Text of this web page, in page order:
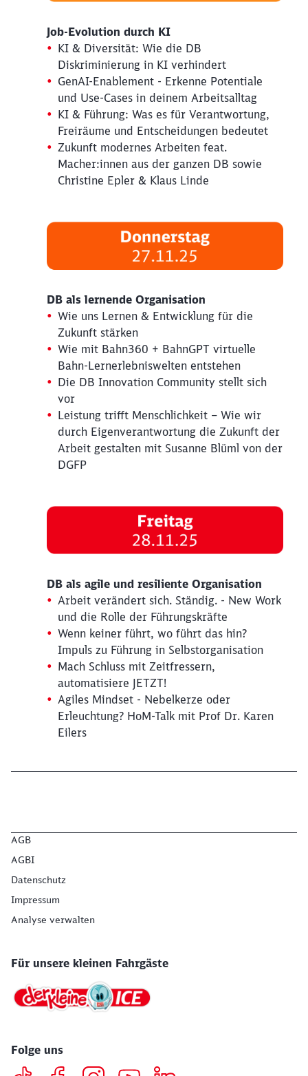
Job-Evolution durch KI
KI & Diversität: Wie die DB
Diskriminierung in KI verhindert
GenAI-Enablement - Erkenne Potentiale
und Use-Cases in deinem Arbeitsalltag
KI & Führung: Was es für Verantwortung,
Freiräume und Entscheidungen bedeutet
Zukunft modernes Arbeiten feat.
Macher:innen aus der ganzen DB sowie
Christine Epler & Klaus Linde
DB als lernende Organisation
Wie uns Lernen & Entwicklung für die
Zukunft stärken
Wie mit Bahn360 + BahnGPT virtuelle
Bahn-Lernerlebniswelten entstehen
Die DB Innovation Community stellt sich
vor
Leistung trifft Menschlichkeit – Wie wir
durch Eigenverantwortung die Zukunft der
Arbeit gestalten mit Susanne Blüml von der
DGFP
DB als agile und resiliente Organisation
Arbeit verändert sich. Ständig. - New Work
und die Rolle der Führungskräfte
Wenn keiner führt, wo führt das hin?
Impuls zu Führung in Selbstorganisation
Mach Schluss mit Zeitfressern,
automatisiere JETZT!
Agiles Mindset - Nebelkerze oder
Erleuchtung? HoM-Talk mit Prof Dr. Karen
Eilers
AGB
AGBI
Datenschutz
Impressum
Analyse verwalten
Für unsere kleinen Fahrgäste
Folge uns